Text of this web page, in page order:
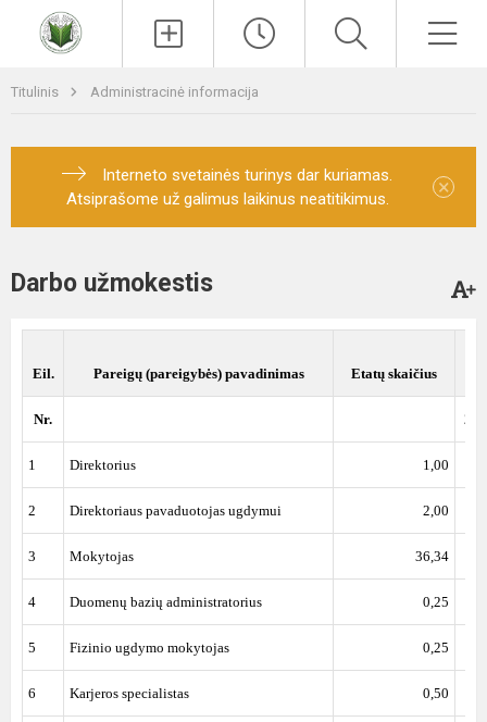
Titulinis Administracinė informacija
Interneto svetainės turinys dar kuriamas.
Atsiprašome už galimus laikinus neatitikimus.
×
Darbo užmokestis
Eil. Pareigų (pareigybės) pavadinimas Etatų skaičius
Nr.
1 Direktorius 1,00
2 Direktoriaus pavaduotojas ugdymui 2,00
3 Mokytojas 36,34
4 Duomenų bazių administratorius 0,25
5 Fizinio ugdymo mokytojas 0,25
6 Karjeros specialistas 0,50